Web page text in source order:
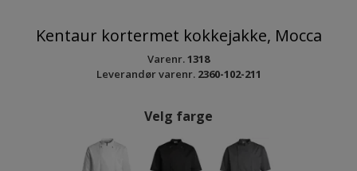
Kentaur kortermet kokkejakke, Mocca
Varenr.1318
Leverandør varenr. 2360-102-211
Velg farge